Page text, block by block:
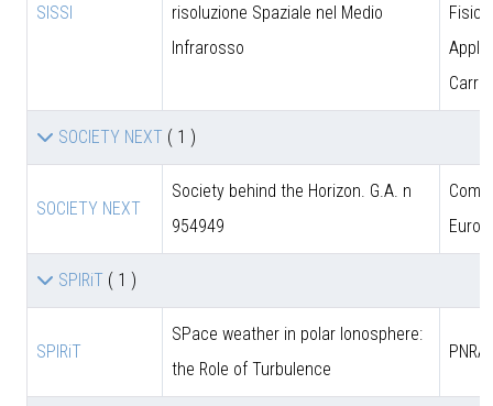
SISSI
risoluzione Spaziale nel Medio
Infrarosso
Fisica
SOCIETY NEXT ( 1 )
SOCIETY NEXT
Society behind the Horizon. G.A. n
954949
SPIRiT ( 1 )
SPIRiT
SPace weather in polar Ionosphere:
the Role of Turbulence
PNRA